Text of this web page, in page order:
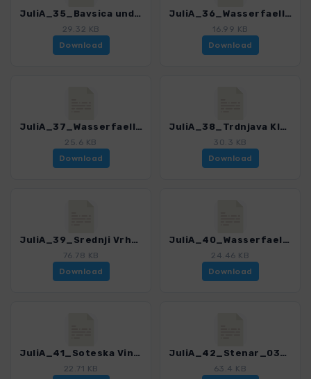
JuliA_35_Bavsica und Bala_0366_2.gpx
29.32 KB
Download
JuliA_36_Wasserfaelle um Bovec_0366_2.gpx
16.99 KB
Download
JuliA_37_Wasserfaelle um Bovec_0366_2.gpx
25.6 KB
Download
JuliA_38_Trdnjava Kluze_0366_2.gpx
30.3 KB
Download
JuliA_39_Srednji Vrh_0366_2.gpx
76.78 KB
Download
JuliA_40_Wasserfaelle im Martuljek_0366_2.gpx
24.46 KB
Download
JuliA_41_Soteska Vintgar_0366_2.gpx
22.71 KB
JuliA_42_Stenar_0366_2.gpx
63.4 KB